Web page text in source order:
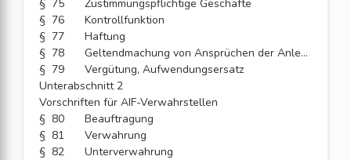
§ 75
Zustimmungspflichtige Geschäfte
§ 76
Kontrollfunktion
§ 77
Haftung
§ 78
Geltendmachung von Ansprüchen der Anleger; Verordnungsermächtigung
§ 79
Vergütung, Aufwendungsersatz
Unterabschnitt 2
Vorschriften für AIF-Verwahrstellen
§ 80
Beauftragung
§ 81
Verwahrung
§ 82
Unterverwahrung